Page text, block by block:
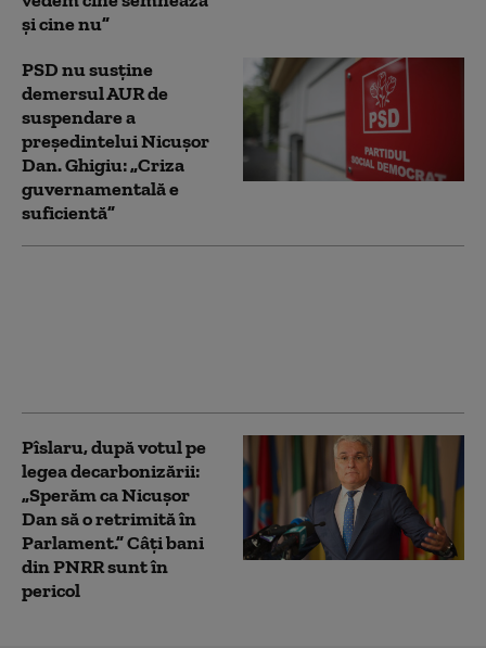
și cine nu”
PSD nu susține
demersul AUR de
suspendare a
președintelui Nicușor
Dan. Ghigiu: „Criza
guvernamentală e
suficientă”
Pîslaru, după votul pe
legea decarbonizării:
„Sperăm ca Nicușor
Dan să o retrimită în
Parlament.” Câți bani
din PNRR sunt în
pericol